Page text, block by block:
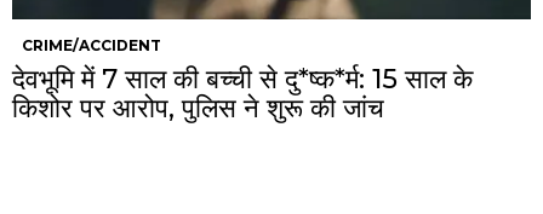
CRIME/ACCIDENT
देवभूमि में 7 साल की बच्ची से दु*ष्क*र्म: 15 साल के
किशोर पर आरोप, पुलिस ने शुरू की जांच